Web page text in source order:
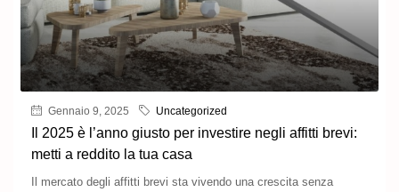
Gennaio 9, 2025 Uncategorized
Il 2025 è l’anno giusto per investire negli affitti brevi:
metti a reddito la tua casa
Il mercato degli affitti brevi sta vivendo una crescita senza